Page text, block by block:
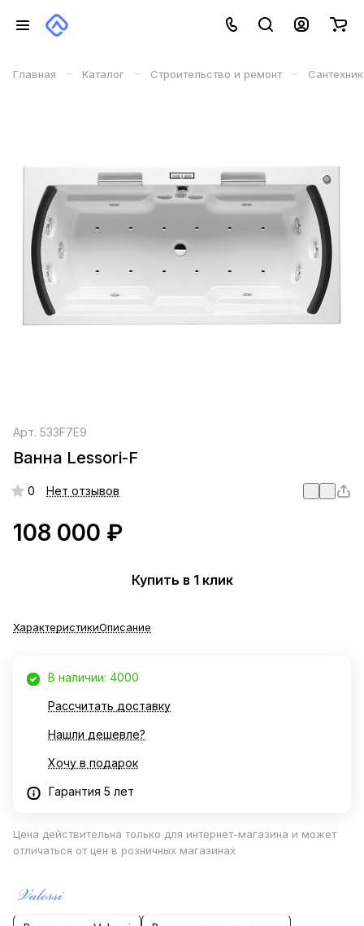
Главная – Каталог – Строительство и ремонт –
Арт. 533F7E9
Ванна Lessori-F
0 Нет отзывов
108 000 ₽
Купить в 1 клик
ХарактеристикиОписание
В наличии: 4000
Рассчитать доставку
Нашли дешевле?
Хочу в подарок
Гарантия 5 лет
Цена действительна только для интернет-магазина и может
отличаться от цен в розничных магазинах